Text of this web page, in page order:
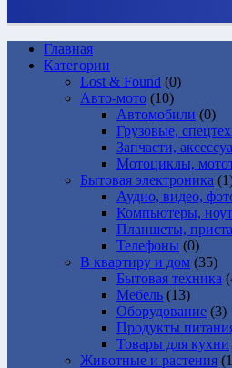
Главная
Категории
Lost & Found (0)
Авто-мото (10)
Автомобили (0)
Грузовые,
Запчасти,
Мотоциклы,
Бытовая электроника
Аудио, видео,
Компьютеры,
Планшеты,
Телефоны (0)
В квартиру и дом (35)
Бытовая техника
Мебель (13)
Оборудование (3)
Продукты
Товары для кухни
Животные и растения